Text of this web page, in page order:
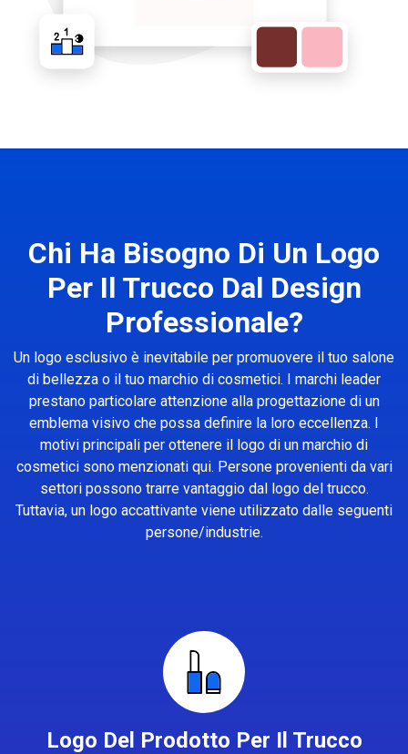
Chi Ha Bisogno Di Un Logo
Per Il Trucco Dal Design
Professionale?
Un logo esclusivo è inevitabile per promuovere il tuo salone
di bellezza o il tuo marchio di cosmetici. I marchi leader
prestano particolare attenzione alla progettazione di un
emblema visivo che possa definire la loro eccellenza. I
motivi principali per ottenere il logo di un marchio di
cosmetici sono menzionati qui. Persone provenienti da vari
settori possono trarre vantaggio dal logo del trucco.
Tuttavia, un logo accattivante viene utilizzato dalle seguenti
persone/industrie.
Logo Del Prodotto Per Il Trucco